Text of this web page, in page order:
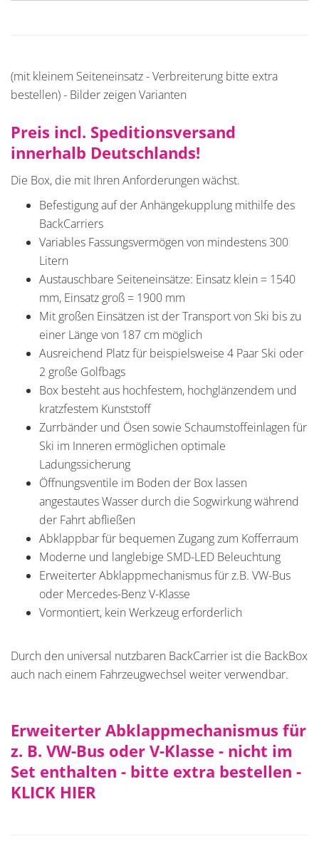
(mit kleinem Seiteneinsatz - Verbreiterung bitte extra
bestellen) - Bilder zeigen Varianten
Preis incl. Speditionsversand
innerhalb Deutschlands!
Die Box, die mit Ihren Anforderungen wächst.
Befestigung auf der Anhängekupplung mithilfe des
BackCarriers
Variables Fassungsvermögen von mindestens 300
Litern
Austauschbare Seiteneinsätze: Einsatz klein = 1540
mm, Einsatz groß = 1900 mm
Mit großen Einsätzen ist der Transport von Ski bis zu
einer Länge von 187 cm möglich
Ausreichend Platz für beispielsweise 4 Paar Ski oder
2 große Golfbags
Box besteht aus hochfestem, hochglänzendem und
kratzfestem Kunststoff
Zurrbänder und Ösen sowie Schaumstoffeinlagen für
Ski im Inneren ermöglichen optimale
Ladungssicherung
Öffnungsventile im Boden der Box lassen
angestautes Wasser durch die Sogwirkung während
der Fahrt abfließen
Abklappbar für bequemen Zugang zum Kofferraum
Moderne und langlebige SMD-LED Beleuchtung
Erweiterter Abklappmechanismus für z.B. VW-Bus
oder Mercedes-Benz V-Klasse
Vormontiert, kein Werkzeug erforderlich
Durch den universal nutzbaren BackCarrier ist die BackBox
auch nach einem Fahrzeugwechsel weiter verwendbar.
Erweiterter Abklappmechanismus für
z. B. VW-Bus oder V-Klasse - nicht im
Set enthalten - bitte extra bestellen -
KLICK HIER